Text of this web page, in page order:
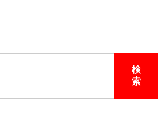
検
索